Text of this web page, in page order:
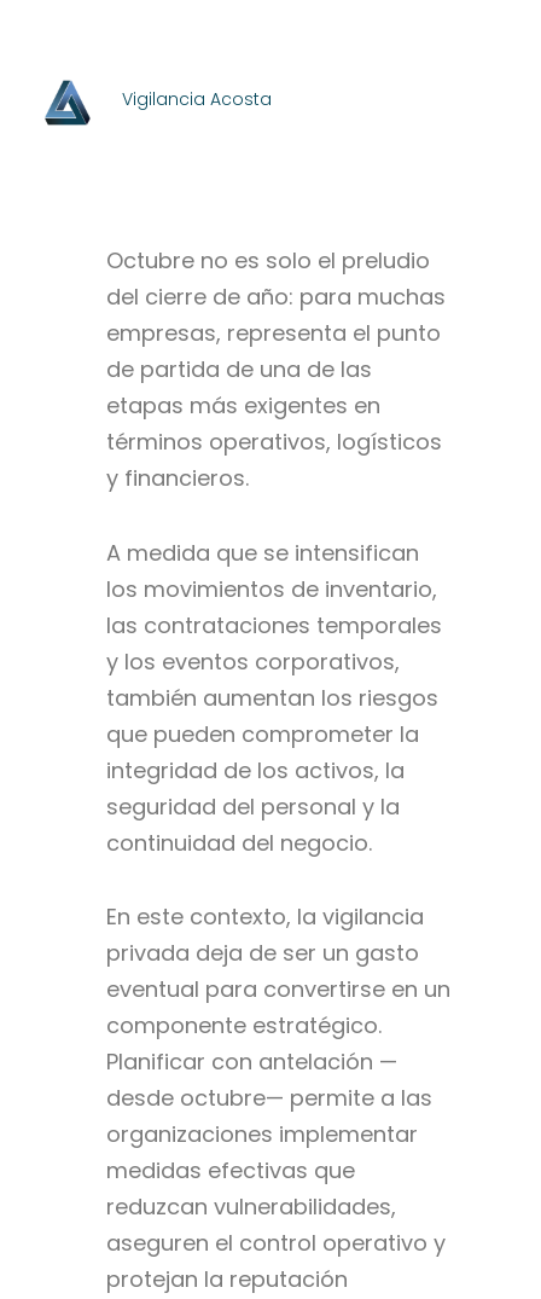
Vigilancia Acosta
Octubre no es solo el preludio
del cierre de año: para muchas
empresas, representa el punto
de partida de una de las
etapas más exigentes en
términos operativos, logísticos
y financieros.
A medida que se intensifican
los movimientos de inventario,
las contrataciones temporales
y los eventos corporativos,
también aumentan los riesgos
que pueden comprometer la
integridad de los activos, la
seguridad del personal y la
continuidad del negocio.
En este contexto, la vigilancia
privada deja de ser un gasto
eventual para convertirse en un
componente estratégico.
Planificar con antelación —
desde octubre— permite a las
organizaciones implementar
medidas efectivas que
reduzcan vulnerabilidades,
aseguren el control operativo y
protejan la reputación